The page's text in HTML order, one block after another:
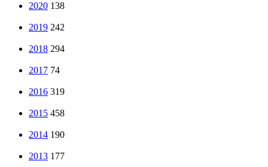
2020 138
2019 242
2018 294
2017 74
2016 319
2015 458
2014 190
2013 177